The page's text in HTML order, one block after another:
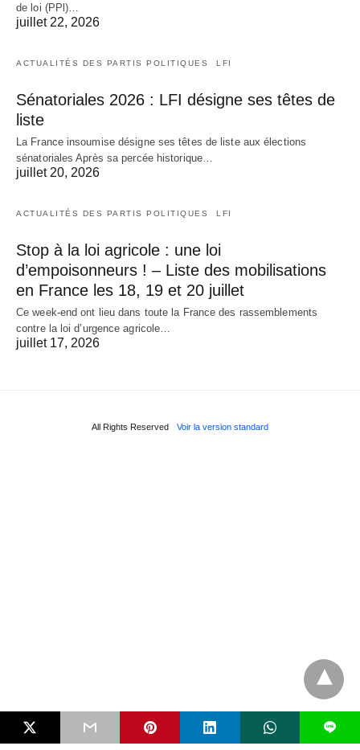
de loi (PPl)…
juillet 22, 2026
ACTUALITÉS DES PARTIS POLITIQUES LFI
Sénatoriales 2026 : LFI désigne ses têtes de
liste
La France insoumise désigne ses têtes de liste aux élections
sénatoriales Après sa percée historique…
juillet 20, 2026
ACTUALITÉS DES PARTIS POLITIQUES LFI
Stop à la loi agricole : une loi
d’empoisonneurs ! – Liste des mobilisations
en France les 18, 19 et 20 juillet
Ce week-end ont lieu dans toute la France des rassemblements
contre la loi d’urgence agricole…
juillet 17, 2026
All Rights Reserved Voir la version standard
L